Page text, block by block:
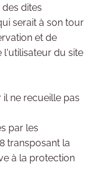
dites
serait à son tour
et de
l'utilisateur du site
il ne recueille pas
par les
transposant la
à la protection